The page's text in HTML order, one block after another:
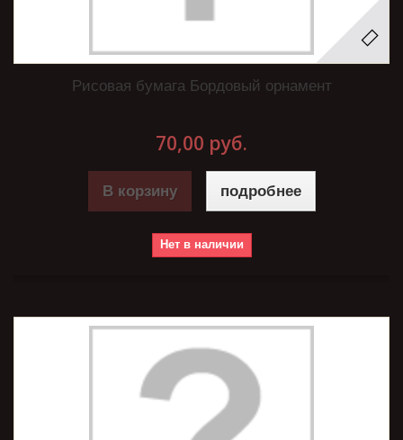
Рисовая бумага Бордовый орнамент
70,00 руб.
В корзину подробнее
Нет в наличии